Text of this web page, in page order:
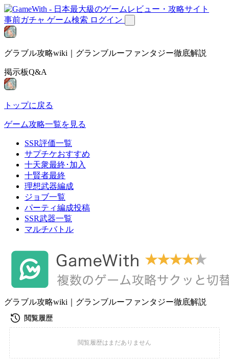
事前ガチャ ゲーム検索 ログイン
グラブル攻略wiki｜グランブルーファンタジー徹底解説
掲示板Q&A
トップに戻る
ゲーム攻略一覧を見る
SSR評価一覧
サプチケおすすめ
十天衆最終･加入
十賢者最終
理想武器編成
ジョブ一覧
パーティ編成投稿
SSR武器一覧
マルチバトル
グラブル攻略wiki｜グランブルーファンタジー徹底解説